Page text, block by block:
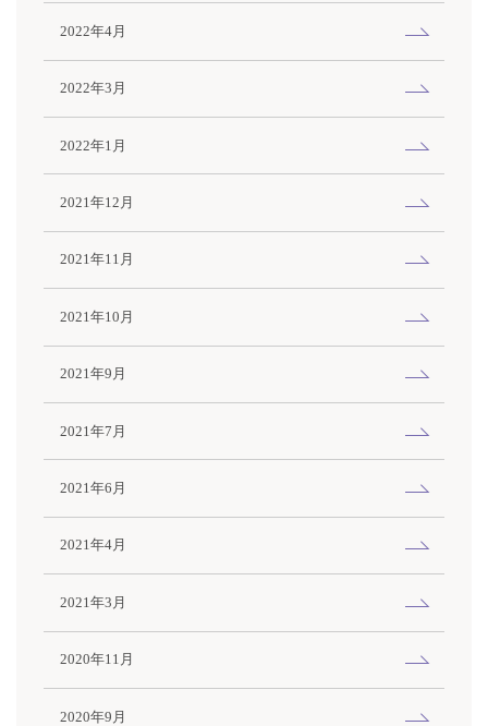
2022年4月
2022年3月
2022年1月
2021年12月
2021年11月
2021年10月
2021年9月
2021年7月
2021年6月
2021年4月
2021年3月
2020年11月
2020年9月